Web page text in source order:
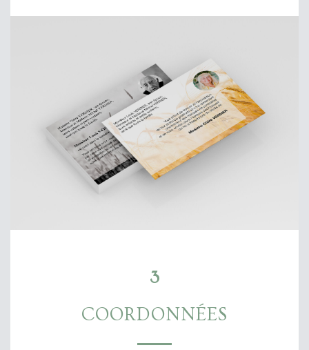
3
COORDONNÉES